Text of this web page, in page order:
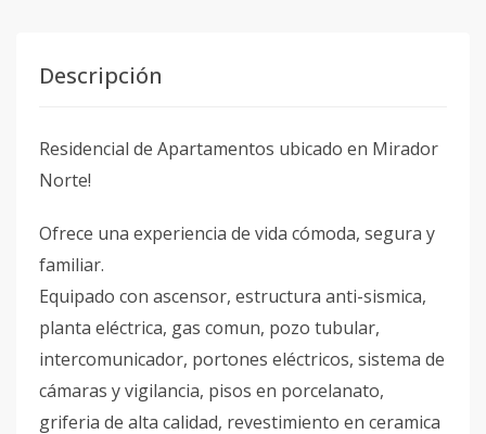
Descripción
Residencial de Apartamentos ubicado en Mirador
Norte!
Ofrece una experiencia de vida cómoda, segura y
familiar.
Equipado con ascensor, estructura anti-sismica,
planta eléctrica, gas comun, pozo tubular,
intercomunicador, portones eléctricos, sistema de
cámaras y vigilancia, pisos en porcelanato,
griferia de alta calidad, revestimiento en ceramica